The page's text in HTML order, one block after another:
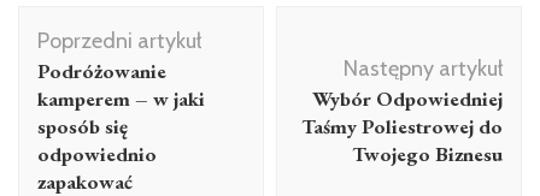
Nawigacja
wpisu
Poprzedni artykuł
Podróżowanie
kamperem – w jaki
sposób się
odpowiednio
zapakować
Następny artykuł
Wybór Odpowiedniej
Taśmy Poliestrowej do
Twojego Biznesu